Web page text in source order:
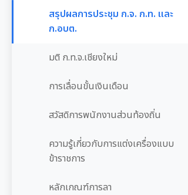
สรุปผลการประชุม ก.จ. ก.ท. และ
ก.อบต.
มติ ก.ท.จ.เชียงใหม่
การเลื่อนขั้นเงินเดือน
สวัสดิการพนักงานส่วนท้องถิ่น
ความรู้เกี่ยวกับการแต่งเครื่องแบบ
ข้าราชการ
หลักเกณฑ์การลา